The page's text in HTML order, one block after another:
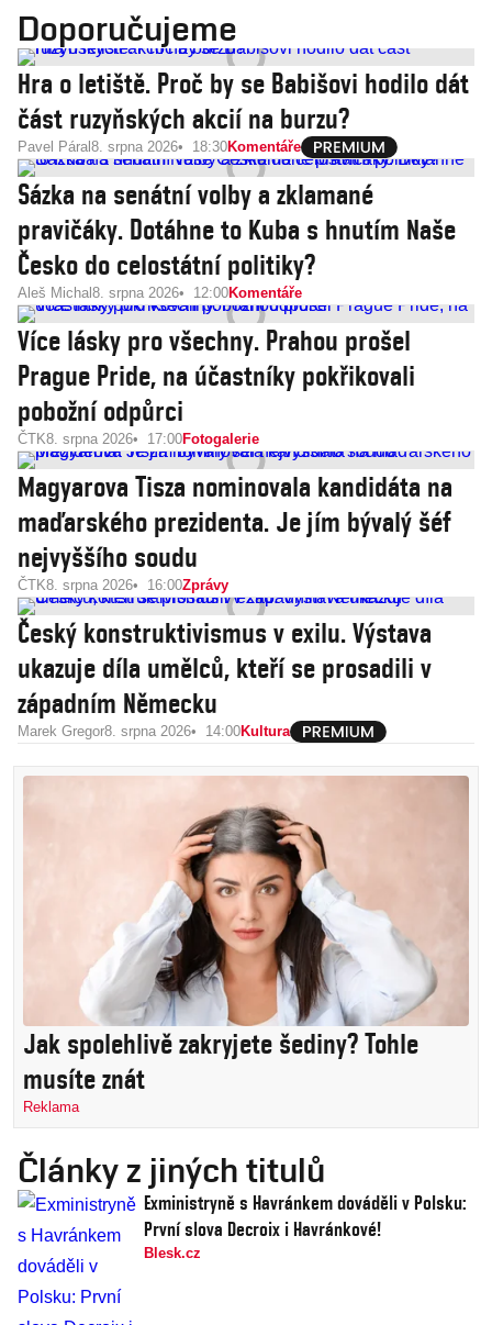
Doporučujeme
Hra o letiště. Proč by se Babišovi hodilo dát
část ruzyňských akcií na burzu?
Pavel Páral 8. srpna 2026 18:30Komentáře
Sázka na senátní volby a zklamané
pravičáky. Dotáhne to Kuba s hnutím Naše
Česko do celostátní politiky?
Aleš Michal 8. srpna 2026 12:00Komentáře
Více lásky pro všechny. Prahou prošel
Prague Pride, na účastníky pokřikovali
pobožní odpůrci
ČTK8. srpna 2026 17:00Fotogalerie
Magyarova Tisza nominovala kandidáta na
maďarského prezidenta. Je jím bývalý šéf
nejvyššího soudu
ČTK8. srpna 2026 16:00Zprávy
Český konstruktivismus v exilu. Výstava
ukazuje díla umělců, kteří se prosadili v
západním Německu
Marek Gregor8. srpna 2026 14:00Kultura
Jak spolehlivě zakryjete šediny? Tohle
musíte znát
Reklama
Články z jiných titulů
Exministryně s Havránkem dováděli v Polsku:
První slova Decroix i Havránkové!
Blesk.cz